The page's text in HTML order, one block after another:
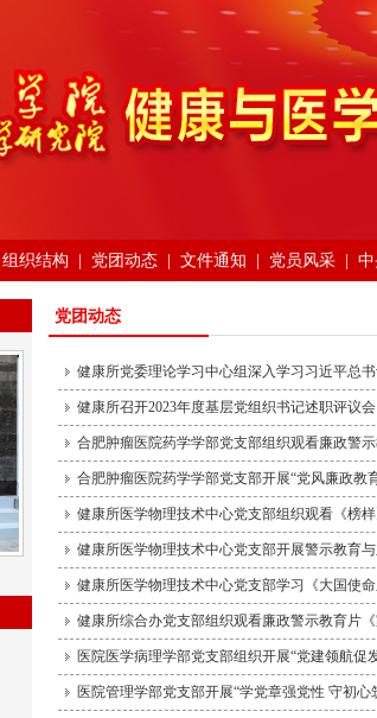
组织结构 党团动态 文件通知 党员风采
党团动态
健康所党委理论学习中心组深入学习习近平总
健康所召开2023年度基层党组织书记述职评议会
合肥肿瘤医院药学学部党支部组织观看廉政警
合肥肿瘤医院药学学部党支部开展“党风廉政教
健康所医学物理技术中心党支部组织观看《榜样
健康所医学物理技术中心党支部开展警示教育
健康所医学物理技术中心党支部学习《大国使命
健康所综合办党支部组织观看廉政警示教育片《
医院医学病理学部党支部组织开展“党建领航促
医院管理学部党支部开展“学党章强党性 守初心